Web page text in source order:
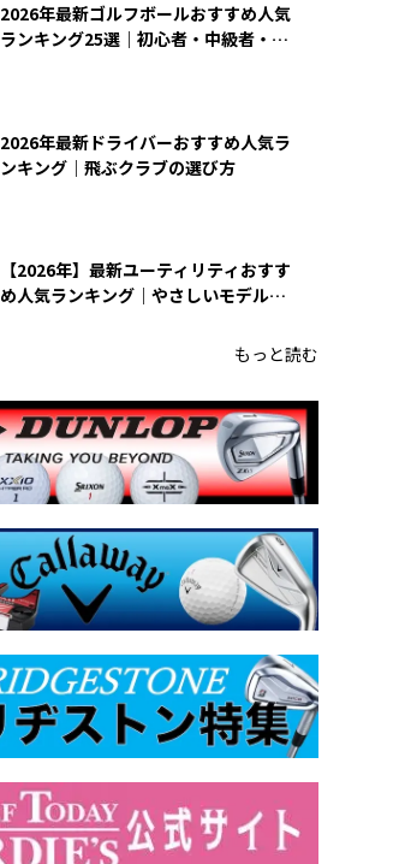
2026年最新ゴルフボールおすすめ人気
ランキング25選｜初心者・中級者・上
2026年最新ドライバーおすすめ人気ラ
ンキング｜飛ぶクラブの選び方
【2026年】最新ユーティリティおすす
め人気ランキング｜やさしいモデルの
もっと読む